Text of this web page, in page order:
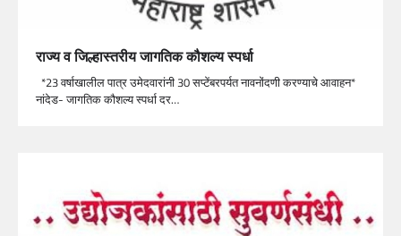
राज्य व जिल्हास्तरीय जागतिक कौशल्य स्पर्धा
*23 वर्षाखालील पात्र उमेदवारांनी 30 सप्टेंबरपर्यत नावनोंदणी करण्याचे आवाहन*
नांदेड- जागतिक कौशल्य स्पर्धा दर…